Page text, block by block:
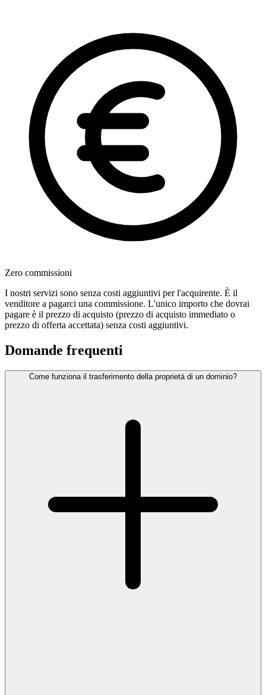
Zero commissioni
I nostri servizi sono senza costi aggiuntivi per l'acquirente. È il
venditore a pagarci una commissione. L'unico importo che dovrai
pagare è il prezzo di acquisto (prezzo di acquisto immediato o
prezzo di offerta accettata) senza costi aggiuntivi.
Domande frequenti
Come funziona il trasferimento della proprietà di un dominio?